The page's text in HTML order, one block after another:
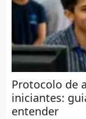
Protocolo de
iniciantes:
entender